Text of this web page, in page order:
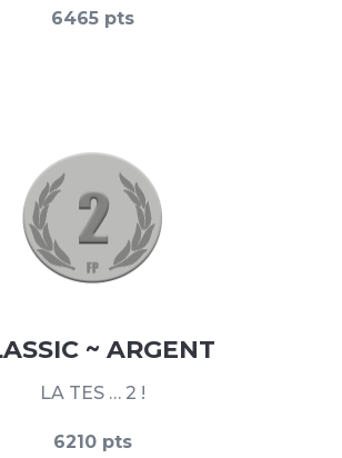
6465 pts
~ ARGENT
LA TES … 2 !
6210 pts